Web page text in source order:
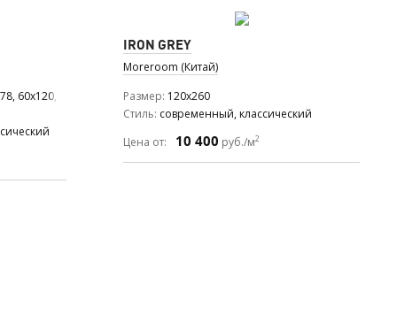
60x120, 60x60
IRON GREY
Moreroom (Китай)
Размер 120x260
Стиль современный, классический
Цена от:
10 400 руб./м2